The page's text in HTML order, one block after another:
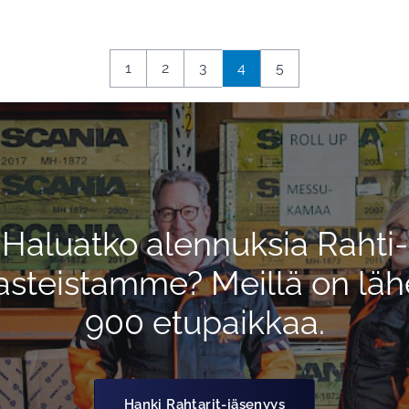
1 2 3 4 5
Haluatko alennuksia Rahti-
Meillä on
900 etupaikkaa.
Hanki Rahtarit-jäsenyys